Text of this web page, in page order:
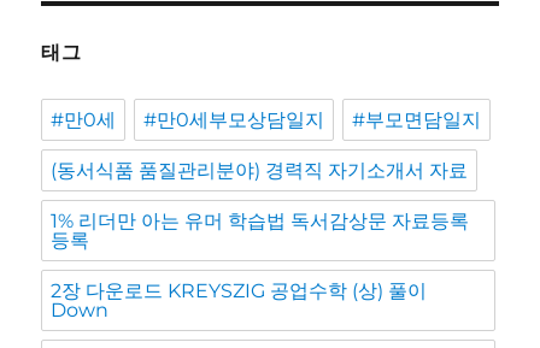
태그
#만0세 #만0세부모상담일지 #부모면담일지
(동서식품 품질관리분야) 경력직 자기소개서 자료
1% 리더만 아는 유머 학습법 독서감상문 자료등록
등록
2장 다운로드 KREYSZIG 공업수학 (상) 풀이
Down